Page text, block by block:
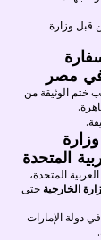
قبل وزارة
سفارة
في مصر
ختم الوثيقة من
وزارة
المتحدة
المتحدة،
الخارجية حتى
دولة الإمارات